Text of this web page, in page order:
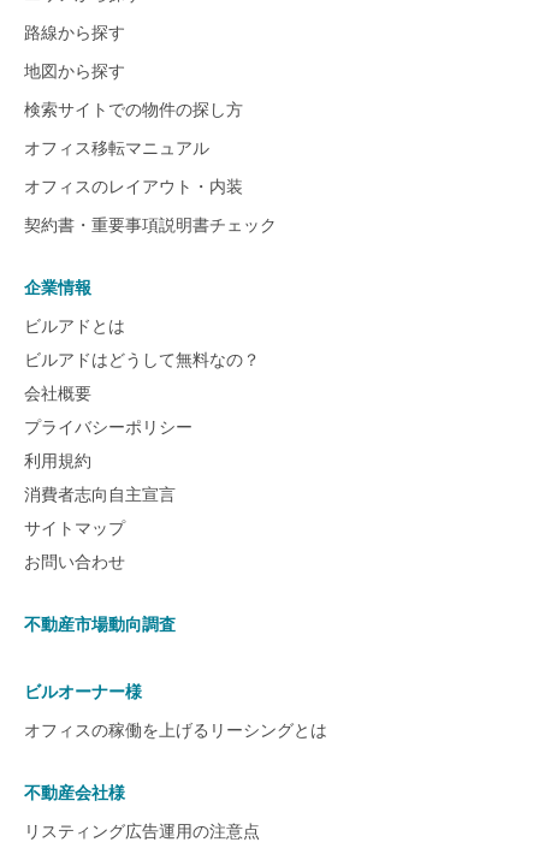
路線から探す
地図から探す
検索サイトでの物件の探し方
オフィス移転マニュアル
オフィスのレイアウト・内装
契約書・重要事項説明書チェック
企業情報
ビルアドとは
ビルアドはどうして無料なの？
会社概要
プライバシーポリシー
利用規約
消費者志向自主宣言
サイトマップ
お問い合わせ
不動産市場動向調査
ビルオーナー様
オフィスの稼働を上げるリーシングとは
不動産会社様
リスティング広告運用の注意点